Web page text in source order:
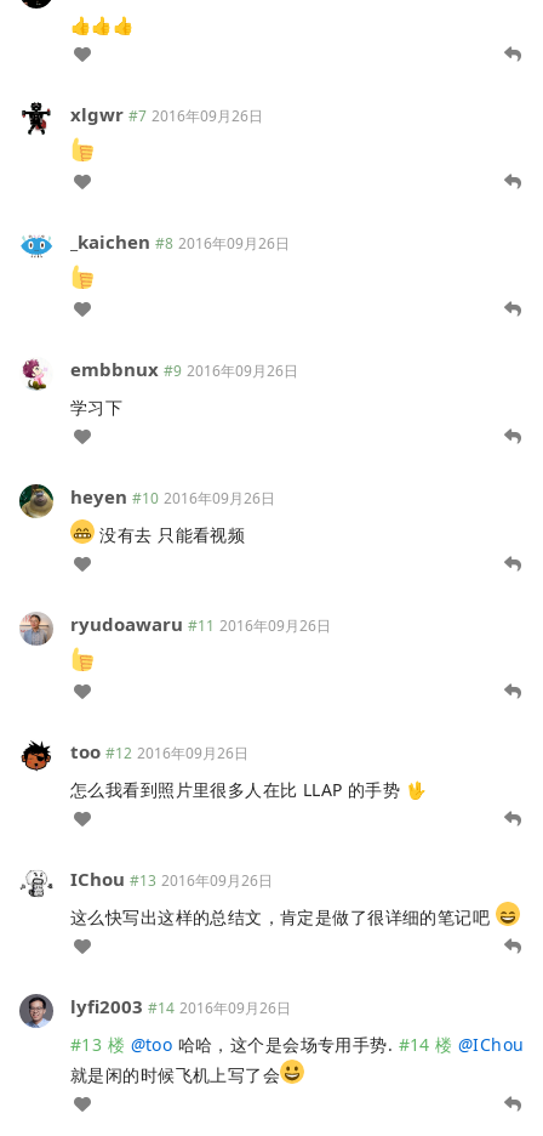
👍👍👍
xlgwr #7 2016年09月26日
_kaichen #8 2016年09月26日
embbnux #9 2016年09月26日
学习下
heyen #10 2016年09月26日
没有去 只能看视频
ryudoawaru #11 2016年09月26日
too #12 2016年09月26日
怎么我看到照片里很多人在比 LLAP 的手势 🖖
IChou #13 2016年09月26日
这么快写出这样的总结文，肯定是做了很详细的笔记吧
lyfi2003 #14 2016年09月26日
#13 楼 @too 哈哈，这个是会场专用手势. #14 楼 @IChou
就是闲的时候飞机上写了会